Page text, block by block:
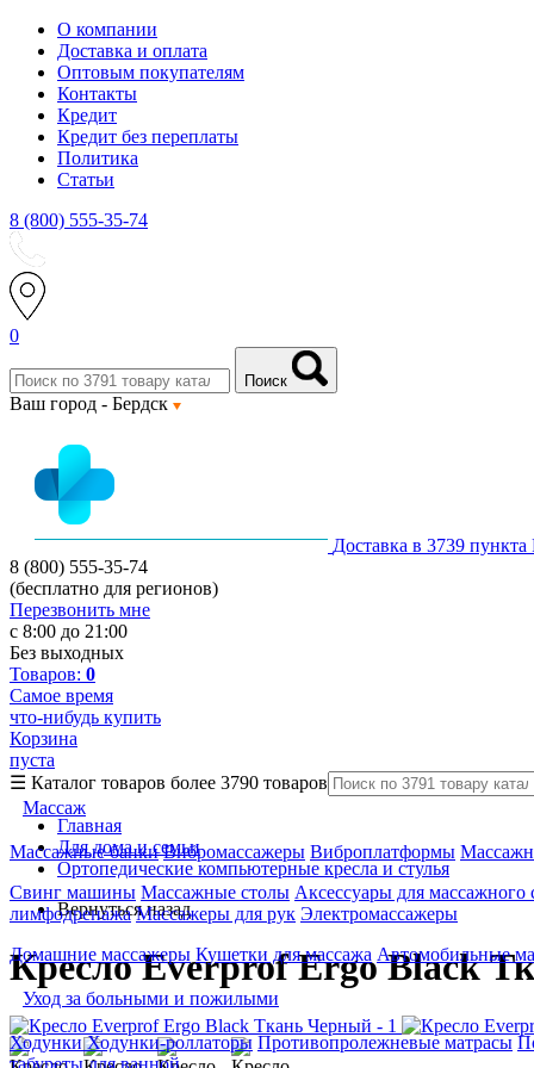
О компании
Доставка и оплата
Оптовым покупателям
Контакты
Кредит
Кредит без переплаты
Политика
Статьи
8 (800) 555-35-74
0
Поиск
Ваш город - Бердск
Доставка в 3739
8 (800) 555-35-74
(бесплатно для регионов)
Перезвонить мне
с 8:00 до 21:00
Без выходных
Товаров: 0
Самое время
что-нибудь купить
Корзина
пуста
☰ Каталог товаров более 3790 товаров
Массаж
Массажные банки Вибромассажеры Виброплатформы
Свинг машины Массажные столы Аксессуары для массажного
лимфодренажа Массажеры для рук Электромассажеры
Домашние массажеры Кушетки для массажа Автомобильные
Уход за больными и пожилыми
ХодункиХодунки-роллаторы Противопролежневые матрасы
табуреты для ванной
Главная
Для дома и семьи
Ортопедические компьютерные кресла и стулья
Вернуться назад
Кресло Everprof Ergo Black